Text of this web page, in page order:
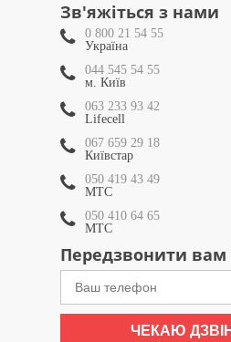
Зв'яжіться з нами
0 800 21 54 55
Україна
044 545 54 55
м. Київ
063 233 93 42
Lifecell
067 659 29 18
Київстар
050 419 43 49
МТС
050 410 64 65
МТС
Передзвонити вам
ЧЕКАЮ